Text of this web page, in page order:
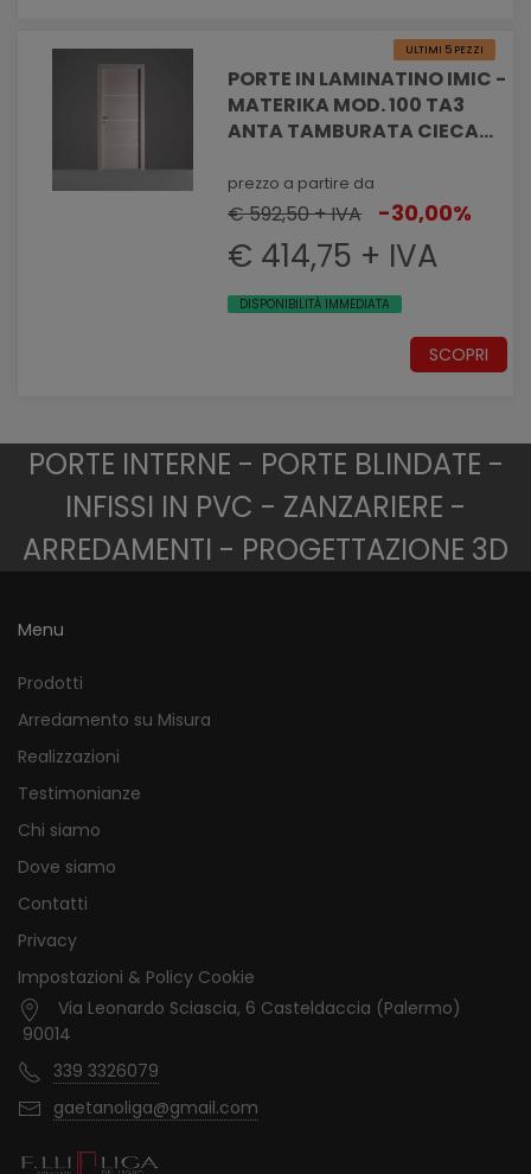
ULTIMI 5 PEZZI
PORTE IN LAMINATINO IMIC -
MATERIKA MOD. 100 TA3
ANTA TAMBURATA CIECA
INSERTI IN ALLUMINIO
prezzo a partire da
€ 592,50 + IVA -30,00%
€ 414,75 + IVA
DISPONIBILITÀ IMMEDIATA
SCOPRI
PORTE INTERNE - PORTE BLINDATE -
INFISSI IN PVC - ZANZARIERE -
ARREDAMENTI - PROGETTAZIONE 3D
Menu
Prodotti
Arredamento su Misura
Realizzazioni
Testimonianze
Chi siamo
Dove siamo
Contatti
Privacy
Impostazioni & Policy Cookie
Via Leonardo Sciascia, 6 Casteldaccia (Palermo)
90014
339 3326079
gaetanoliga@gmail.com